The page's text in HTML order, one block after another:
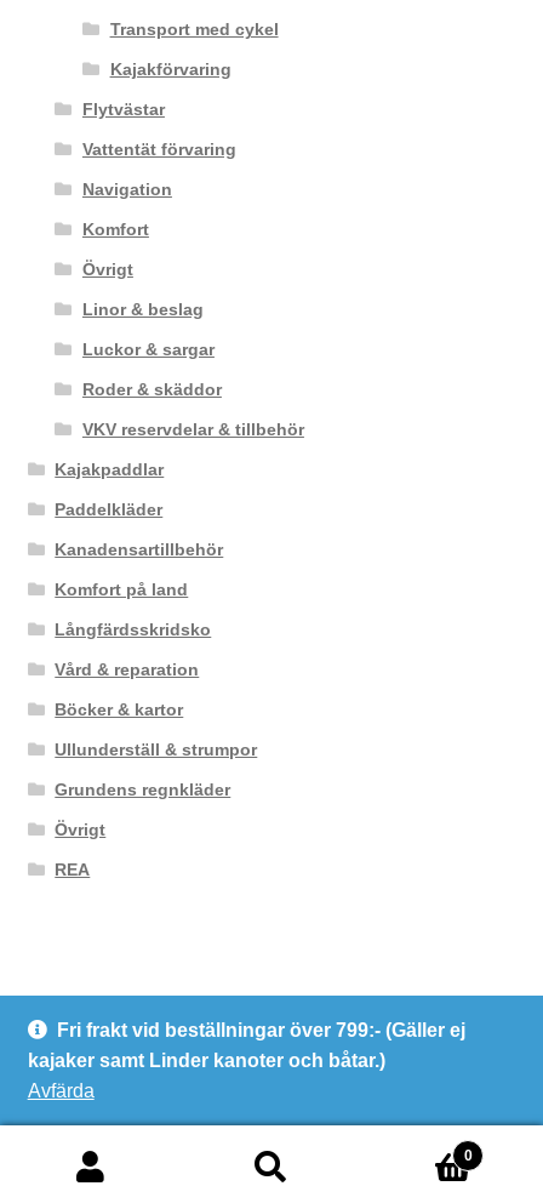
Fri frakt vid beställningar över 799:- (Gäller ej
kajaker samt Linder kanoter och båtar.)
Avfärda
Transport med cykel
Kajakförvaring
Flytvästar
Vattentät förvaring
Navigation
Komfort
Övrigt
Linor & beslag
Luckor & sargar
Roder & skäddor
VKV reservdelar & tillbehör
Kajakpaddlar
Paddelkläder
Kanadensartillbehör
Komfort på land
Långfärdsskridsko
Vård & reparation
Böcker & kartor
Ullunderställ & strumpor
Grundens regnkläder
Övrigt
REA
© Kanotcentrum Göteborg AB
Integritetspolicy
0